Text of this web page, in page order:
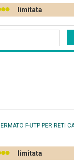
limitata
F-UTP PER RETI
limitata